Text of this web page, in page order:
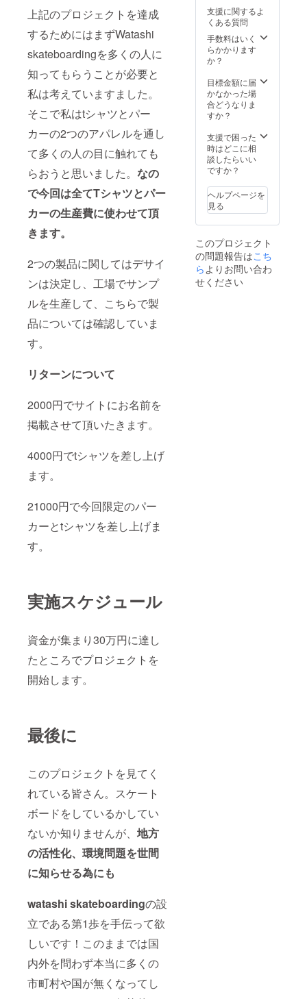
上記のプロジェクトを達成
するためにはまずWatashi
skateboardingを多くの人に
知ってもらうことが必要と
私は考えていますました。
そこで私はtシャツとパー
カーの2つのアパレルを通し
て多くの人の目に触れても
らおうと思いました。 なの
で今回は全てTシャツとパー
カーの生産費に使わせて頂
きます。
2つの製品に関してはデサイ
ンは決定し、工場でサンプ
ルを生産して、こちらで製
品については確認していま
す。
リターンについて
2000円でサイトにお名前を
掲載させて頂いたきます。
4000円でtシャツを差し上げ
ます。
21000円で今回限定のパー
カーとtシャツを差し上げま
す。
実施スケジュール
資金が集まり30万円に達し
たところでプロジェクトを
開始します。
最後に
このプロジェクトを見てく
れている皆さん。スケート
ボードをしているかしてい
ないか知りませんが、 地方
の活性化、環境問題を世間
に知らせる為にも
watashi skateboardingの設
立である第1歩を手伝って欲
しいです！このままでは国
内外を問わず本当に多くの
市町村や国が無くなってし
幅48 XL
着丈74
袖丈65
バスト
支援に関するよ
くある質問
手数料はいく
らかかります
か？
目標金額に届
かなかった場
合どうなりま
すか？
支援で困った
時はどこに相
談したらいい
ですか？
ヘルプページを
見る
このプロジェクト
の問題報告はこち
らよりお問い合わ
せください